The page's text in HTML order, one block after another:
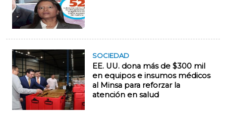
SOCIEDAD
EE. UU. dona más de $300 mil
en equipos e insumos médicos
al Minsa para reforzar la
atención en salud